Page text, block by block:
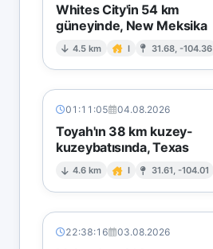
Whites City'in 54 km
güneyinde, New Meksika
4.5 km I 31.68, -104.36
01:11:05 04.08.2026
Toyah'ın 38 km kuzey-
kuzeybatısında, Texas
4.6 km I 31.61, -104.01
22:38:16 03.08.2026